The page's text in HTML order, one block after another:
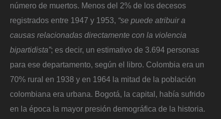
número de muertos. Menos del 2% de los decesos
registrados entre 1947 y 1953, “se puede atribuir a
causas relacionadas directamente con la violencia
bipartidista”; es decir, un estimativo de 3.694 personas
para ese departamento, según el libro. Colombia era un
70% rural en 1938 y en 1964 la mitad de la población
colombiana era urbana. Bogotá, la capital, había sufrido
en la época la mayor presión demográfica de la historia.